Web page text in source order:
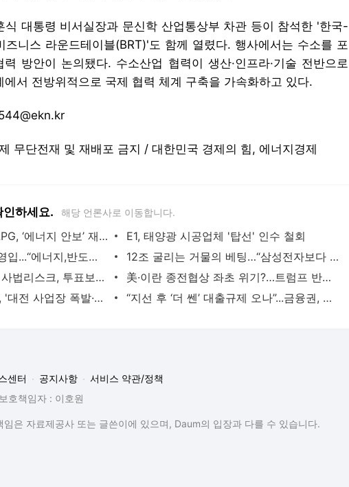
식 대통령 비서실장과 문신학 산업통상부 차관 등이 참석한 '한국-
즈니스 라운드테이블(BRT)'도 함께 열렸다. 행사에서는 수소를 포
방안이 논의됐다. 수소산업 협력이 생산·인프라·기술 전반으로
에서 전방위적으로 국제 협력 체계 구축을 가속화하고 있다.
무단전재 및 재배포 금지 / 대한민국 경제의 힘, 에너지경제
인하세요. 해당 언론사로 이동합니다.
중동 사태 버팀목 된 LPG, ‘에너지 안보’ 재평가론 대두
E1, 태양광 시공업체 '탑선' 인수 철회
SK그룹, 정승일 차관 영입...“에너지,반도체 핵심역할 기대”
12조 굴리는 거물의 베팅…“삼성전자보다 SK하이닉스 사라” [머니+]
전남 4곳 격전지 후보 사법리스크, 투표보다 재판 먼저 거론 ‘우려 확산’
美·이란 종전협상 좌초 위기?…트럼프 반응 “나도 상관없다”
김승연 한화그룹 회장, '대전 사업장 폭발·5명 사망'에 '총력 수습' 지시…여승주 부회장 특별 TF 가동
“지선 후 ‘더 쎈’ 대출규제 오나”...금융권, 부동산정책 ‘촉각’
센터 공지사항
서비스 약관/정책
호책임자 : 이호원
은 자료제공사 또는 글쓴이에 있으며, Daum의 입장과 다를 수 있습니다.